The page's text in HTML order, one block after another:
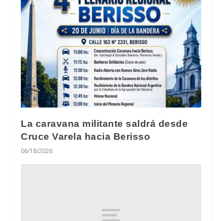
La caravana militante saldrá desde
Cruce Varela hacia Berisso
06/18/2026